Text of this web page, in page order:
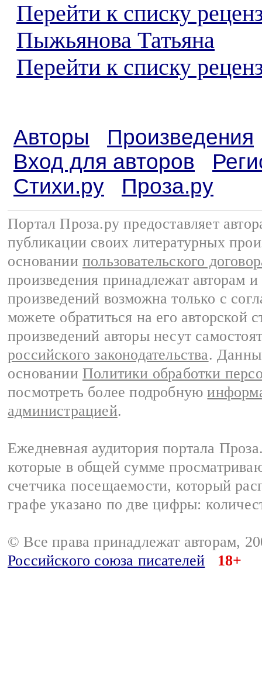
Перейти к списку
Пыжьянова Татьяна
Перейти к списку
Авторы
Произведения
Вход для авторов
Стихи.ру
Проза.ру
Портал Проза.ру предоставляет
публикации своих литературных
основании пользовательского
произведения принадлежат авторам
произведений возможна только с
можете обратиться на его авторской
произведений авторы несут
российского законодательства.
основании Политики обработки
посмотреть более подробную
администрацией.
Ежедневная аудитория портала
которые в общей сумме
счетчика посещаемости, который
графе указано по две цифры:
© Все права принадлежат авторам,
Российского союза писателей
18+